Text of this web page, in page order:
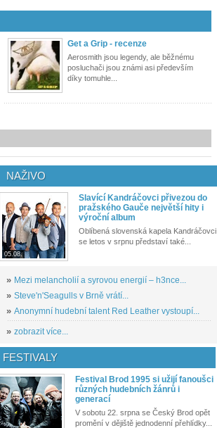
Get a Grip - recenze
Aerosmith jsou legendy, ale běžnému
posluchači jsou známi asi především
díky tomuhle...
NAŽIVO
05.08.
Slavící Kandráčovci přivezou do
pražského Gauče největší hity i
výroční album
Oblíbená slovenská kapela Kandráčovci
se letos v srpnu představí také...
» Mezi melancholií a syrovou energií – h3nce...
» Steve'n'Seagulls v Brně vrátí...
» Anonymní hudební talent Red Leather vystoupí...
» zobrazit více...
FESTIVALY
Festival Brod 1995 si užijí fanoušci
různých hudebních žánrů i
generací
V sobotu 22. srpna se Český Brod opět
promění v dějiště jednodenní přehlídky...